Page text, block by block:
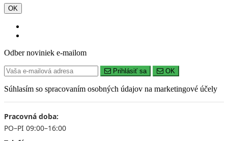
OK
Odber noviniek e-mailom
Prihlásiť sa OK
Súhlasím so spracovaním osobných údajov na marketingové účely
Pracovná doba:
PO–PI 09:00–16:00